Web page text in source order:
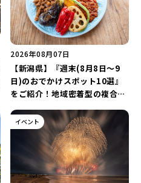
2026年08月07日
【新潟県】『週末(8月8日～9
日)のおでかけスポット10選』
をご紹介！地域密着型の複合施
ナ丸大新潟のサマーフェスタ
2026」がおすすめ♪
イベント